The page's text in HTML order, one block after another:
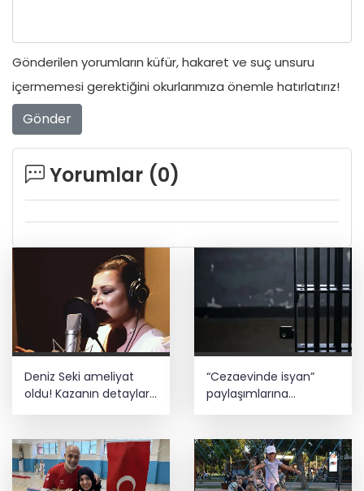
Gönderilen yorumların küfür, hakaret ve suç unsuru
içermemesi gerektiğini okurlarımıza önemle hatırlatırız!
Gönder
Yorumlar (0)
Deniz Seki ameliyat
oldu! Kazanın detayları
belli oldu
“Cezaevinde isyan”
paylaşımlarına
soruşturma!